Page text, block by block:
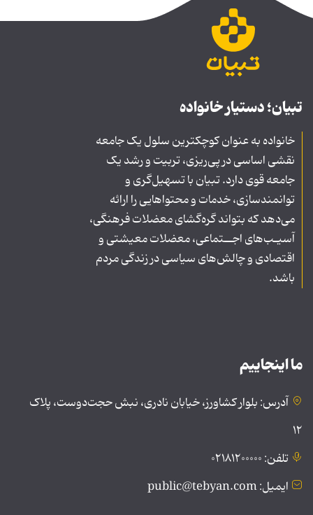
تبیان؛ دستیار خانواده
خانواده به عنوان کوچکترین سلول یک جامعه
نقشی اساسی در پی‌ریزی، تربیت و رشد یک
جامعه قوی دارد. تبیان با تسهیل‌گری و
توانمندسازی، خدمات و محتواهایی را ارائه
می‌دهد که بتواند گره‌گشای معضلات فرهنگی،
آسیـب‌های اجــتماعی، معضلات معیشتی و
اقتصادی و چالش‌های سیاسی در زندگی مردم
باشد.
ما اینجاییم
آدرس: بلوار کشاورز، خیابان نادری، نبش حجت‌دوست، پلاک
۱۲
تلفن: ۰۲۱۸۱۲۰۰۰۰۰
ایمیل: public@tebyan.com